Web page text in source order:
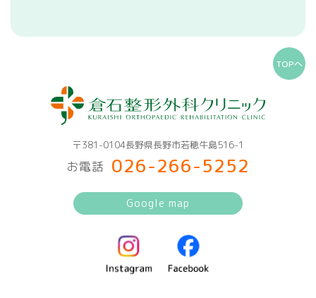
TOPへ
〒381-0104長野県長野市若穂牛島516-1
お電話 026-266-5252
Google map